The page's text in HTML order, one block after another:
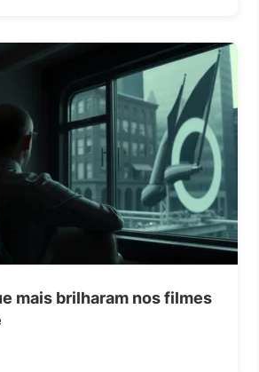
mais brilharam nos filmes